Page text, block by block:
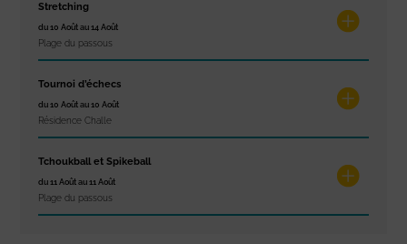
Stretching
du 10 Août au 14 Août
Plage du passous
Tournoi d’échecs
du 10 Août au 10 Août
Résidence Challe
Tchoukball et Spikeball
du 11 Août au 11 Août
Plage du passous